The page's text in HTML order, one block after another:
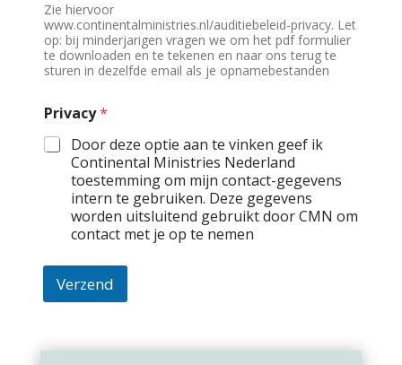
Zie hiervoor
www.continentalministries.nl/auditiebeleid-privacy. Let
op: bij minderjarigen vragen we om het pdf formulier
te downloaden en te tekenen en naar ons terug te
sturen in dezelfde email als je opnamebestanden
Privacy*
Door deze optie aan te vinken geef ik
Continental Ministries Nederland
toestemming om mijn contact-gegevens
intern te gebruiken. Deze gegevens
worden uitsluitend gebruikt door CMN om
contact met je op te nemen
Verzend